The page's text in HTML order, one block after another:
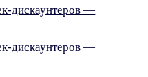
дискаунтеров —
дискаунтеров —